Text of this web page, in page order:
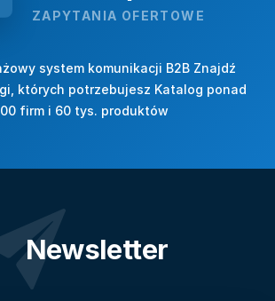
ZAPYTANIA OFERTOWE
system komunikacji B2B Znajdź
których potrzebujesz Katalog ponad
firm i 60 tys. produktów
Newsletter